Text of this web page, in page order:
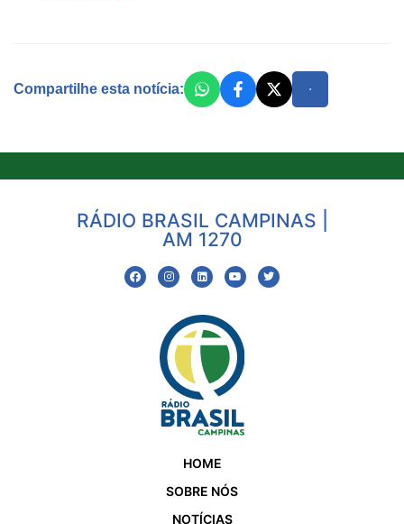
Compartilhe esta notícia:
RÁDIO BRASIL CAMPINAS |
AM 1270
HOME
SOBRE NÓS
NOTÍCIAS